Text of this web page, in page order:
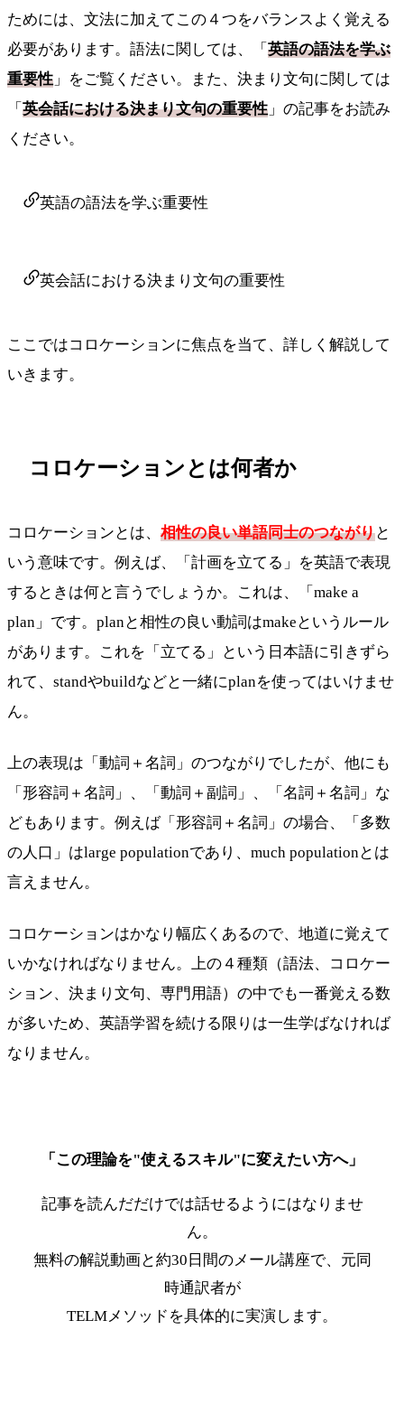
ためには、文法に加えてこの４つをバランスよく覚える
必要があります。語法に関しては、「 英語の語法を学ぶ
重要性 」をご覧ください。また、決まり文句に関しては
「 英会話における決まり文句の重要性 」の記事をお読み
ください。
英語の語法を学ぶ重要性
英会話における決まり文句の重要性
ここではコロケーションに焦点を当て、詳しく解説して
いきます。
コロケーションとは何者か
コロケーションとは、 相性の良い単語同士のつながりと
いう意味です。例えば、「計画を立てる」を英語で表現
するときは何と言うでしょうか。これは、「make a
plan」です。planと相性の良い動詞はmakeというルール
があります。これを「立てる」という日本語に引きずら
れて、standやbuildなどと一緒にplanを使ってはいけませ
ん。
上の表現は「動詞＋名詞」のつながりでしたが、他にも
「形容詞＋名詞」、「動詞＋副詞」、「名詞＋名詞」な
どもあります。例えば「形容詞＋名詞」の場合、「多数
の人口」はlarge populationであり、much populationとは
言えません。
コロケーションはかなり幅広くあるので、地道に覚えて
いかなければなりません。上の４種類（語法、コロケー
ション、決まり文句、専門用語）の中でも一番覚える数
が多いため、英語学習を続ける限りは一生学ばなければ
なりません。
「この理論を"使えるスキル"に変えたい方へ」
記事を読んだだけでは話せるようにはなりませ
ん。
無料の解説動画と約30日間のメール講座で、元同
時通訳者が
TELMメソッドを具体的に実演します。